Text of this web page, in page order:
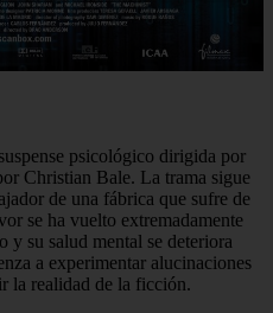
psicológico dirigida por
Christian Bale. La trama sigue
de una fábrica que sufre de
se ha vuelto extremadamente
y su salud mental se deteriora
a experimentar alucinaciones
la realidad de la ficción.